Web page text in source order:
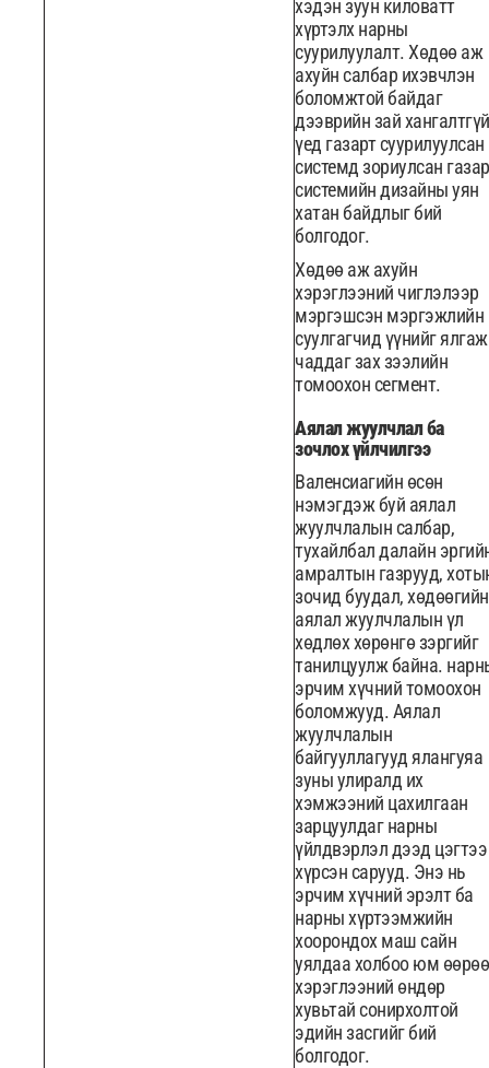
хэдэн зуун киловатт
хүртэлх нарны
суурилуулалт. Хөдөө аж
ахуйн салбар ихэвчлэн
боломжтой байдаг
дээврийн зай хангалтгүй
үед газарт суурилуулсан
системд зориулсан
системийн дизайны уян
хатан байдлыг бий
болгодог.
Хөдөө аж ахуйн
хэрэглээний чиглэлээр
мэргэшсэн мэргэжлийн
суулгагчид үүнийг ялгаж
чаддаг зах зээлийн
томоохон сегмент.
Аялал жуулчлал ба
зочлох үйлчилгээ
Валенсиагийн өсөн
нэмэгдэж буй аялал
жуулчлалын салбар,
тухайлбал далайн
амралтын газрууд,
зочид буудал, хөдөөгийн
аялал жуулчлалын үл
хөдлөх хөрөнгө зэргийг
танилцуулж байна.
эрчим хүчний томоохон
боломжууд. Аялал
жуулчлалын
байгууллагууд ялангуяа
зуны улиралд их
хэмжээний цахилгаан
зарцуулдаг нарны
үйлдвэрлэл дээд цэгтээ
хүрсэн сарууд. Энэ нь
эрчим хүчний эрэлт ба
нарны хүртээмжийн
хоорондох маш сайн
уялдаа холбоо юм өөрөө
хэрэглээний өндөр
хувьтай сонирхолтой
эдийн засгийг бий
болгодог.